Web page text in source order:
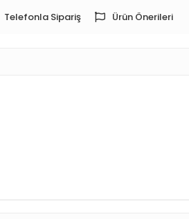
Telefonla Sipariş Ürün Önerileri